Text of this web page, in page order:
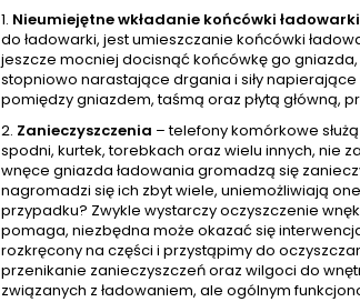
1. Nieumiejętne wkładanie końcówki ładowarki
do ładowarki, jest umieszczanie końcówki
jeszcze mocniej docisnąć końcówkę go
stopniowo narastające drgania i siły
pomiędzy gniazdem, taśmą oraz płytą główną,
2. Zanieczyszczenia – telefony komórkowe
spodni, kurtek, torebkach oraz wielu innych, nie
wnęce gniazda ładowania gromadzą się
nagromadzi się ich zbyt wiele, uniemożliwiają
przypadku? Zwykle wystarczy oczyszczenie
pomaga, niezbędna może okazać się
rozkręcony na części i przystąpimy do
przenikanie zanieczyszczeń oraz wilgoci do
związanych z ładowaniem, ale ogólnym